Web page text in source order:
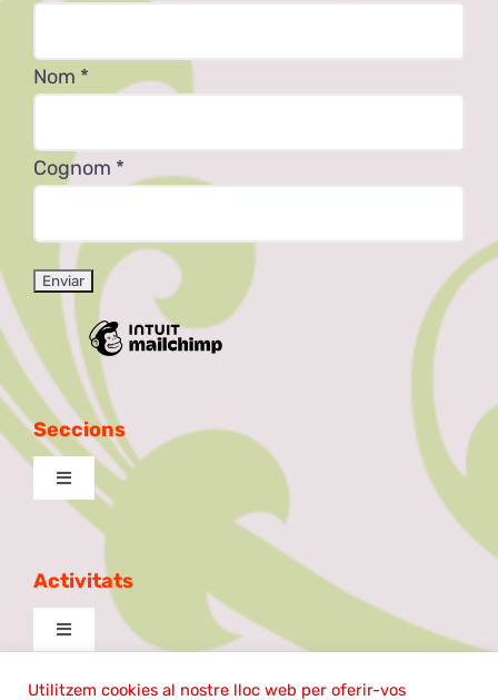
Nom *
Cognom *
Seccions
Toggle
Navigation
Excursionista
Taula de Debat
La Patilla
Activitats
Toggle
Navigation
cantem
Utilitzem cookies al nostre lloc web per oferir-vos